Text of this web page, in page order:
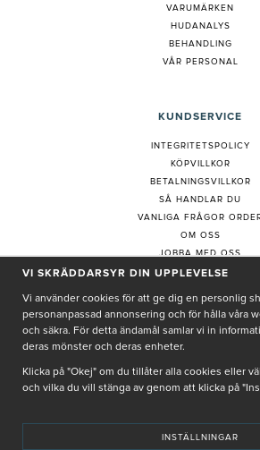
VARUMÄRKEN
HUDANALYS
BEHANDLING
VÅR PERSONAL
KUNDSERVICE
INTEGRITETSPOLICY
KÖPVILLKOR
BETALNINGSVILLKOR
SÅ HANDLAR DU
VANLIGA FRÅGOR
OM OSS
JOBBA MED OSS
REKLAMATION
KUNDTJÄNST
COOKIE-INSTÄLLNINGAR
PRENUMERERA PÅ
VI SKRÄDDARSYR DIN UPPLEVELSE
Vi använder cookies för att ge dig en personlig
personanpassad annonsering och för hålla våra
och säkra. För detta ändamål samlar vi in
deras mönster och deras enheter.
Klicka på "Okej" om du tillåter alla cookies eller
och vilka du vill stänga av genom att klicka på
INSTÄLLNINGAR